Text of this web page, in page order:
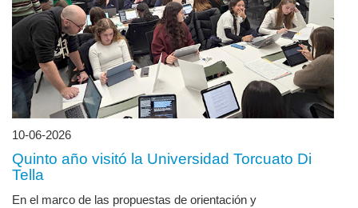
10-06-2026
Quinto año visitó la Universidad Torcuato Di
Tella
En el marco de las propuestas de orientación y